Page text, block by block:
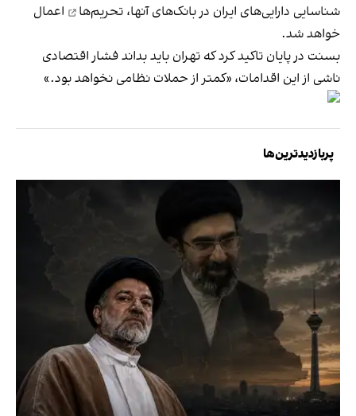
شناسایی دارایی‌های ایران در بانک‌های آنها، تحریم‌ها
اعمال
خواهد شد.
بسنت در پایان تاکید کرد که تهران باید بداند فشار اقتصادی
ناشی از این اقدامات، «کمتر از حملات نظامی نخواهد بود.»
پربازدیدترین‌ها